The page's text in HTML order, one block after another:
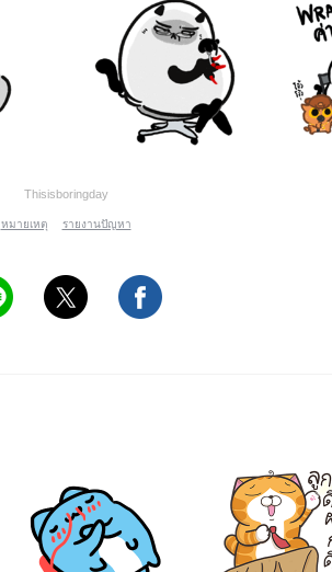
Thisisboringday
หมายเหตุ รายงานปัญหา